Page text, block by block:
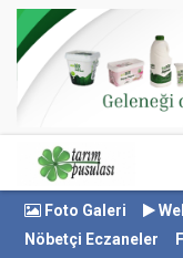
Foto Galeri
Nöbetçi Eczaneler